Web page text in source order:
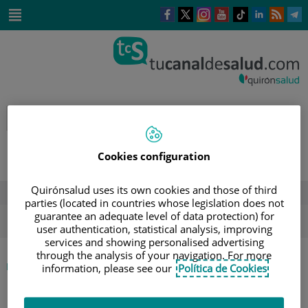
Este
enlace
se
ventana
nueva.
Este
enlace
se
una
ventana
nueva.
Este
enlace
se
una
ventana
nueva.
Este
enlace
se
una
ventana
nueva.
Enlace
una
Enlace
una
DESTACADOS
ola de calor verano sol
INICIO |AGENDA
Cookies configuration
Quirónsalud uses its own cookies and those of third
parties (located in countries whose legislation does not
guarantee an adequate level of data protection) for
user authentication, statistical analysis, improving
services and showing personalised advertising
through the analysis of your navigation. For more
information, please see our Política de Cookies